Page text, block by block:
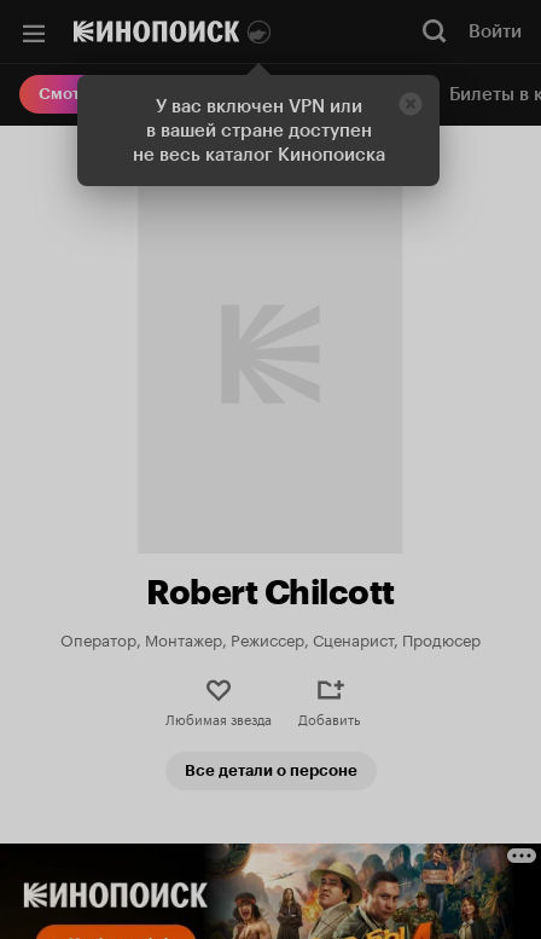
У вас включен VPN или
в вашей стране доступен
не весь каталог Кинопоиска
Войти
Смотреть кино Онлайн-кинотеатр Билеты в
Robert Chilcott
Оператор, Монтажер, Режиссер, Сценарист, Продюсер
Любимая звезда Добавить
Все детали о персоне